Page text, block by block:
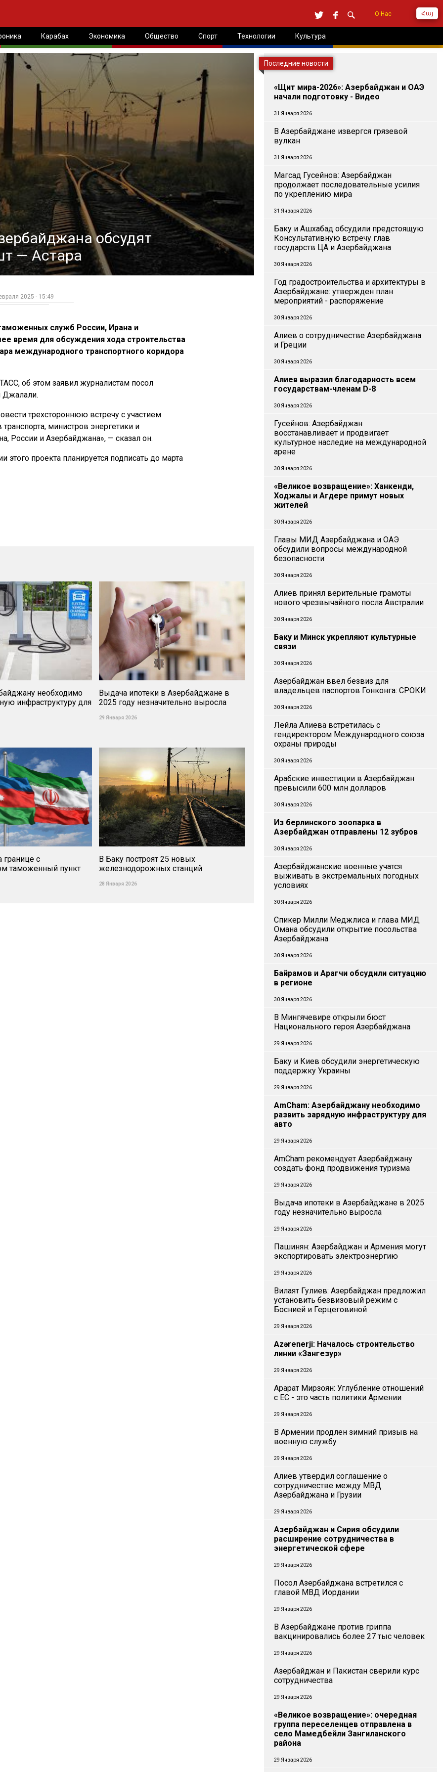
Հայ
О Нас
Карабах Экономика Общество Спорт Технологии Культура
обсудят
— Астара
2025 - 15:49
служб России, Ирана и
время для обсуждения хода строительства
международного транспортного коридора
об этом заявил журналистам посол
Джалали.
трехстороннюю встречу с участием
министров энергетики и
России и Азербайджана», — сказал он.
этого проекта планируется подписать до марта
необходимо
инфраструктуру для
Выдача ипотеки в Азербайджане в
2025 году незначительно выросла
29 Января 2026
границе с
таможенный пункт
В Баку построят 25 новых
железнодорожных станций
28 Января 2026
Последние новости
«Щит мира-2026»: Азербайджан и ОАЭ
начали подготовку - Видео
31 Января 2026
В Азербайджане извергся грязевой
вулкан
31 Января 2026
Магсад Гусейнов: Азербайджан
продолжает последовательные усилия
по укреплению мира
31 Января 2026
Баку и Ашхабад обсудили предстоящую
Консультативную встречу глав
государств ЦА и Азербайджана
30 Января 2026
Год градостроительства и архитектуры в
Азербайджане: утвержден план
мероприятий - распоряжение
30 Января 2026
Алиев о сотрудничестве Азербайджана
и Греции
30 Января 2026
Алиев выразил благодарность всем
государствам-членам D-8
30 Января 2026
Гусейнов: Азербайджан
восстанавливает и продвигает
культурное наследие на международной
арене
30 Января 2026
«Великое возвращение»: Ханкенди,
Ходжалы и Агдере примут новых
жителей
30 Января 2026
Главы МИД Азербайджана и ОАЭ
обсудили вопросы международной
безопасности
30 Января 2026
Алиев принял верительные грамоты
нового чрезвычайного посла Австралии
30 Января 2026
Баку и Минск укрепляют культурные
связи
30 Января 2026
Азербайджан ввел безвиз для
владельцев паспортов Гонконга: СРОКИ
30 Января 2026
Лейла Алиева встретилась с
гендиректором Международного союза
охраны природы
30 Января 2026
Арабские инвестиции в Азербайджан
превысили 600 млн долларов
30 Января 2026
Из берлинского зоопарка в
Азербайджан отправлены 12 зубров
30 Января 2026
Азербайджанские военные учатся
выживать в экстремальных погодных
условиях
30 Января 2026
Спикер Милли Меджлиса и глава МИД
Омана обсудили открытие посольства
Азербайджана
30 Января 2026
Байрамов и Арагчи обсудили ситуацию
в регионе
30 Января 2026
В Мингячевире открыли бюст
Национального героя Азербайджана
29 Января 2026
Баку и Киев обсудили энергетическую
поддержку Украины
29 Января 2026
AmCham: Азербайджану необходимо
развить зарядную инфраструктуру для
авто
29 Января 2026
AmCham рекомендует Азербайджану
создать фонд продвижения туризма
29 Января 2026
Выдача ипотеки в Азербайджане в 2025
году незначительно выросла
29 Января 2026
Пашинян: Азербайджан и Армения могут
экспортировать электроэнергию
29 Января 2026
Вилаят Гулиев: Азербайджан предложил
установить безвизовый режим с
Боснией и Герцеговиной
29 Января 2026
Azərenerji: Началось строительство
линии «Зангезур»
29 Января 2026
Арарат Мирзоян: Углубление отношений
с ЕС - это часть политики Армении
29 Января 2026
В Армении продлен зимний призыв на
военную службу
29 Января 2026
Алиев утвердил соглашение о
сотрудничестве между МВД
Азербайджана и Грузии
29 Января 2026
Азербайджан и Сирия обсудили
расширение сотрудничества в
энергетической сфере
29 Января 2026
Посол Азербайджана встретился с
главой МВД Иордании
29 Января 2026
В Азербайджане против гриппа
вакцинировались более 27 тыс человек
29 Января 2026
Азербайджан и Пакистан сверили курс
сотрудничества
29 Января 2026
«Великое возвращение»: очередная
группа переселенцев отправлена в
село Мамедбейли Зангиланского
района
29 Января 2026